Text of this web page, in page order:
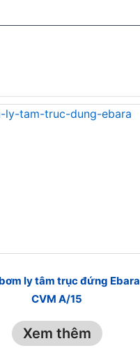
ly tâm trục đứng Ebara
CVM A/15
Xem thêm